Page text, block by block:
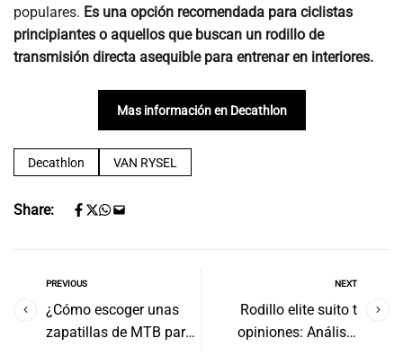
populares. Es una opción recomendada para ciclistas
principiantes o aquellos que buscan un rodillo de
transmisión directa asequible para entrenar en interiores.
Mas información en Decathlon
Decathlon VAN RYSEL
Share:
PREVIOUS
¿Cómo escoger unas
zapatillas de MTB para
NEXT
Rodillo elite suito t
opiniones: Análisis